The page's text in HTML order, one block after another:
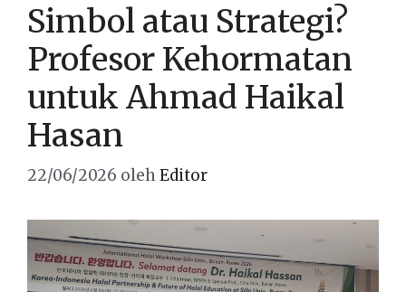
Simbol atau Strategi?
Profesor Kehormatan
untuk Ahmad Haikal
Hasan
22/06/2026 olehEditor